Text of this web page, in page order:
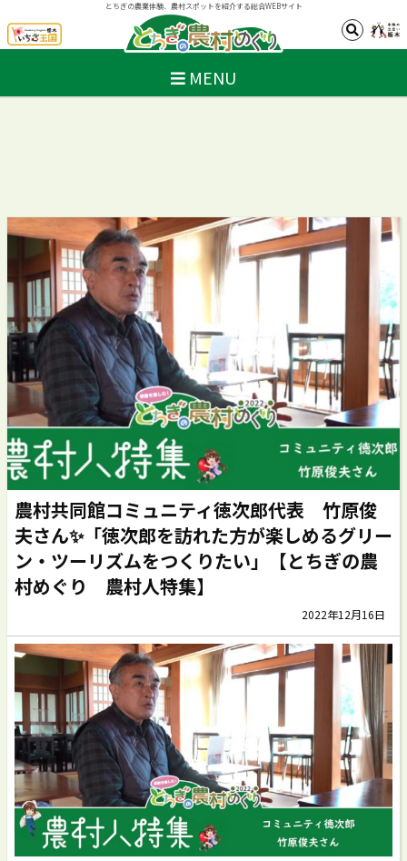
とちぎの農業体験、農村スポットを紹介する総合WEBサイト
MENU
農村共同館コミュニティ徳次郎代表 竹原俊
夫さん✨「徳次郎を訪れた方が楽しめるグリー
ン・ツーリズムをつくりたい」【とちぎの農
村めぐり 農村人特集】
2022年12月16日